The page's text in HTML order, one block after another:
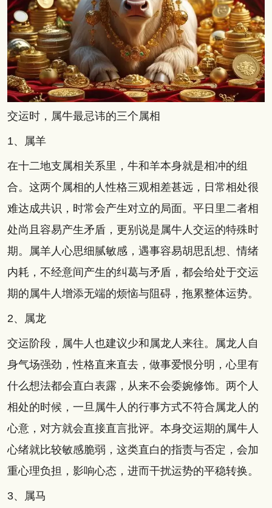
交运时，属牛最忌讳的三个属相
1、属羊
在十二地支属相关系里，牛和羊本身就是相冲的组
合。这两个属相的人性格三观相差甚远，日常相处很
难达成共识，时常会产生对立的局面。平日里二者相
处尚且容易产生矛盾，更别说是属牛人交运的特殊时
期。属羊人心思细腻敏感，遇事容易胡思乱想、情绪
内耗，不经意间产生的纠葛与矛盾，都会给处于交运
期的属牛人增添无端的烦恼与阻碍，拖累整体运势。
2、属龙
交运阶段，属牛人也建议少和属龙人来往。属龙人自
身气场强劲，性格直来直去，做事爱恨分明，心里有
什么想法都会直白表露，从来不会委婉修饰。两个人
相处的时候，一旦属牛人的行事方式不符合属龙人的
心意，对方就会直接直言批评。本身交运期的属牛人
心绪就比较敏感脆弱，这类直白的指责与否定，会加
重心理负担，影响心态，进而干扰运势的平稳转换。
3、属马